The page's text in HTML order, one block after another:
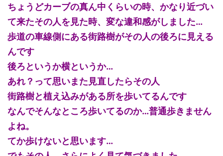
ちょうどカーブの真ん中くらいの時、かなり近づい
て来たその人を見た時、変な違和感がしました…
歩道の車線側にある街路樹がその人の後ろに見える
んです
後ろというか横というか…
あれ？って思いまた見直したらその人
街路樹と植え込みがある所を歩いてるんです
なんでそんなところ歩いてるのか…普通歩きません
よね。
てか歩けないと思います…